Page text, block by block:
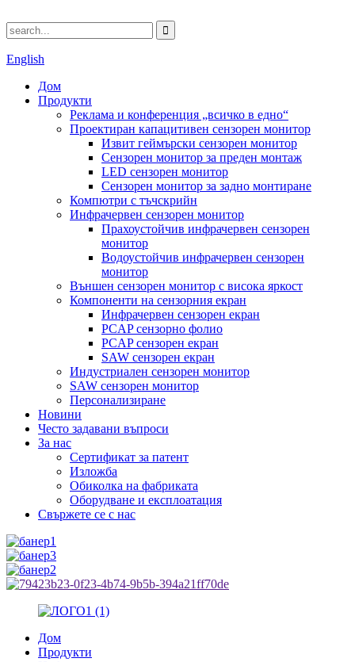
English
Дом
Продукти
Реклама и конференция „всичко в едно“
Проектиран капацитивен сензорен монитор
Извит геймърски сензорен монитор
Сензорен монитор за преден монтаж
LED сензорен монитор
Сензорен монитор за задно монтиране
Компютри с тъчскрийн
Инфрачервен сензорен монитор
Прахоустойчив инфрачервен сензорен
монитор
Водоустойчив инфрачервен сензорен
монитор
Външен сензорен монитор с висока яркост
Компоненти на сензорния екран
Инфрачервен сензорен екран
PCAP сензорно фолио
PCAP сензорен екран
SAW сензорен екран
Индустриален сензорен монитор
SAW сензорен монитор
Персонализиране
Новини
Често задавани въпроси
За нас
Сертификат за патент
Изложба
Обиколка на фабриката
Оборудване и експлоатация
Свържете се с нас
Дом
Продукти